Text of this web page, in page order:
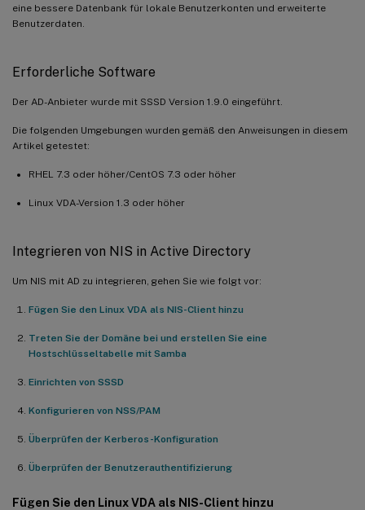
eine bessere Datenbank für lokale Benutzerkonten und erweiterte
Benutzerdaten.
Erforderliche Software
Der AD-Anbieter wurde mit SSSD Version 1.9.0 eingeführt.
Die folgenden Umgebungen wurden gemäß den Anweisungen in diesem
Artikel getestet:
RHEL 7.3 oder höher/CentOS 7.3 oder höher
Linux VDA-Version 1.3 oder höher
Integrieren von NIS in Active Directory
Um NIS mit AD zu integrieren, gehen Sie wie folgt vor:
Fügen Sie den Linux VDA als NIS-Client hinzu
Treten Sie der Domäne bei und erstellen Sie eine
Hostschlüsseltabelle mit Samba
Einrichten von SSSD
Konfigurieren von NSS/PAM
Überprüfen der Kerberos-Konfiguration
Überprüfen der Benutzerauthentifizierung
Fügen Sie den Linux VDA als NIS-Client hinzu